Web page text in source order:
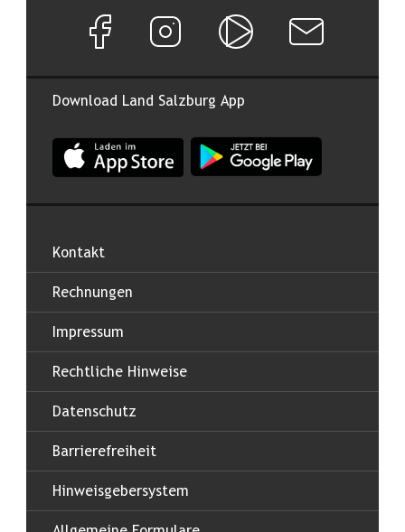
Download Land Salzburg App
App Land Salzburg im Apple App Store
App Land Salzburg im
Facebook Seite von Land Salzburg
Instagram Seite von Land Salzburg
Salzburg ONNewsletter
Kontakt
Rechnungen
Impressum
Rechtliche Hinweise
Datenschutz
Barrierefreiheit
Hinweisgebersystem